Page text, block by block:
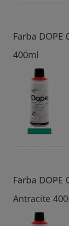
Farba DOPE
400ml
Farba DOPE
Antracite